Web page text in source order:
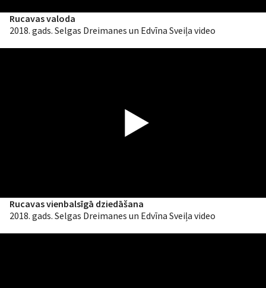
Rucavas valoda
2018. gads. Selgas Dreimanes un Edvīna Sveiļa video
Rucavas vienbalsīgā dziedāšana
2018. gads. Selgas Dreimanes un Edvīna Sveiļa video